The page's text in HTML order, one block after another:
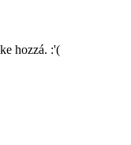
hozzá. :'(